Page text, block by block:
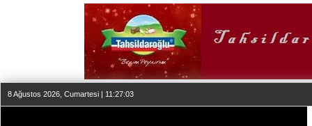
8 Ağustos 2026, Cumartesi | 11:27:03